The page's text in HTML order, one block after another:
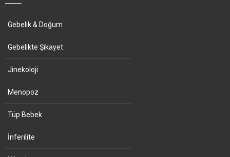
Gebelik & Doğum
Gebelikte Şikayet
Jinekoloji
Menopoz
Tüp Bebek
İnferilite